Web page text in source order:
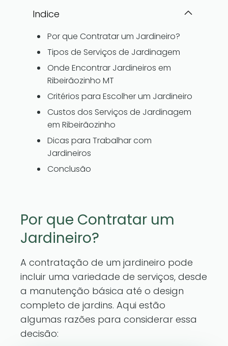
Indice
Por que Contratar um Jardineiro?
Tipos de Serviços de Jardinagem
Onde Encontrar Jardineiros em
Ribeirãozinho MT
Critérios para Escolher um Jardineiro
Custos dos Serviços de Jardinagem
em Ribeirãozinho
Dicas para Trabalhar com
Jardineiros
Conclusão
Por que Contratar um
Jardineiro?
A contratação de um jardineiro pode
incluir uma variedade de serviços, desde
a manutenção básica até o design
completo de jardins. Aqui estão
algumas razões para considerar essa
decisão: